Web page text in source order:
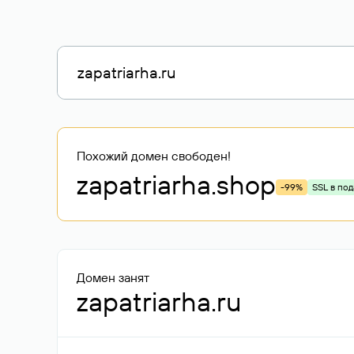
Похожий домен свободен!
zapatriarha.shop -99% SSL в
Домен занят
zapatriarha.ru